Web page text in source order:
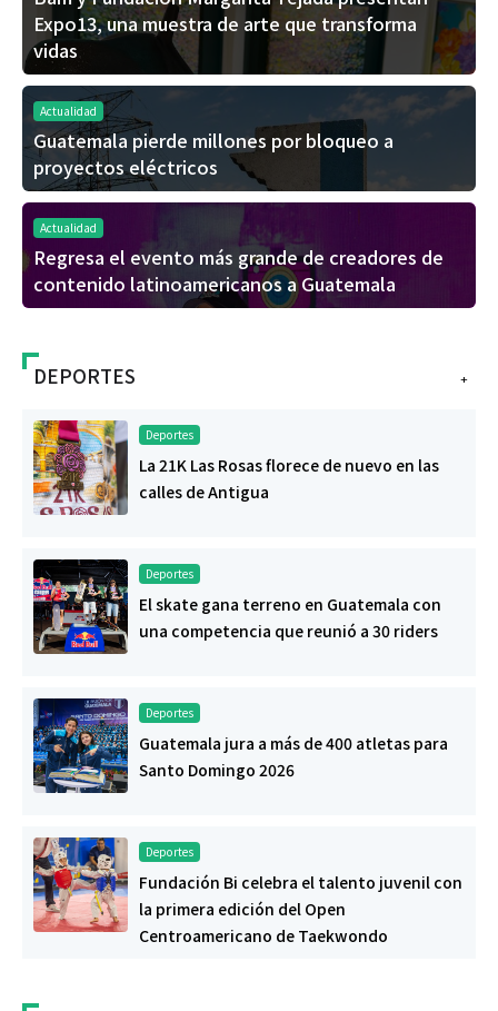
Expo13, una muestra de arte que transforma
vidas
Actualidad
Guatemala pierde millones por bloqueo a
proyectos eléctricos
Actualidad
Regresa el evento más grande de creadores de
contenido latinoamericanos a Guatemala
+
DEPORTES
Deportes
La 21K Las Rosas florece de nuevo en las
calles de Antigua
Deportes
El skate gana terreno en Guatemala con
una competencia que reunió a 30 riders
Deportes
Guatemala jura a más de 400 atletas para
Santo Domingo 2026
Deportes
Fundación Bi celebra el talento juvenil con
la primera edición del Open
Centroamericano de Taekwondo